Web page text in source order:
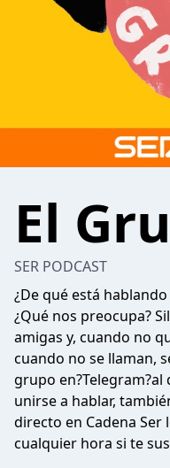
El
SER PODCAST
¿De qué está
¿Qué nos preocupa?
amigas y, cuando no
cuando no se llaman,
grupo
unirse a hablar,
directo en Cadena Ser
cualquier hora si te